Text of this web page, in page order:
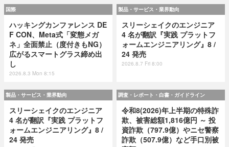
国際
ハッキングカンファレンス DE
F CON、Meta式「変態メガ
ネ」全面禁止（度付きもNG）
広がるスマートグラス締め出
し
2026.8.3 Mon 8:15
製品・サービス・業界動向
スリーシェイクのエンジニア
4 名が翻訳『実践 プラットフ
ォームエンジニアリング』8 /
24 発売
2026.8.7 Fri 8:00
製品・サービス・業界動向
スリーシェイクのエンジニア
4 名が翻訳『実践 プラットフ
ォームエンジニアリング』8 /
24 発売
調査・レポート・白書・ガイドライン
令和8(2026)年上半期の特殊詐
欺、被害総額1,816億円 ～ 投
資詐欺（797.9億）やニセ警察
詐欺（507.9億）など手口別被